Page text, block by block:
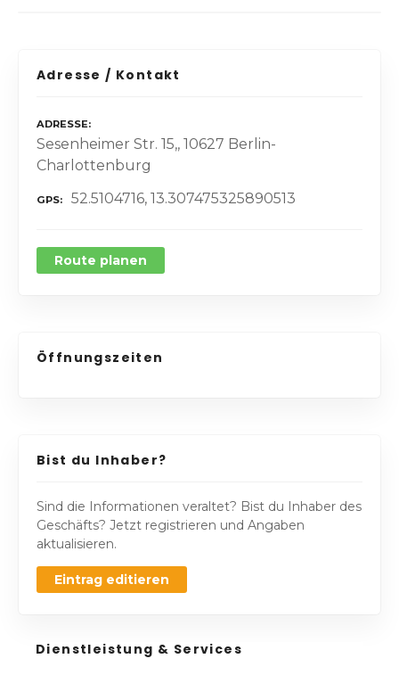
Adresse / Kontakt
ADRESSE
Sesenheimer Str. 15,, 10627 Berlin-
Charlottenburg
GPS 52.5104716, 13.307475325890513
Route planen
Öffnungszeiten
Bist du Inhaber?
Sind die Informationen veraltet? Bist du Inhaber des
Geschäfts? Jetzt registrieren und Angaben
aktualisieren.
Eintrag editieren
Dienstleistung & Services